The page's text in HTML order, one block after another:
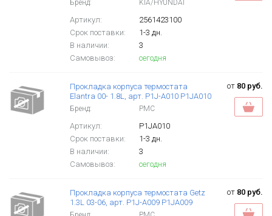
Бренд: KIA/HYUNDAI
Артикул:
2561423100
Срок поставки:
1-3 дн.
В наличии:
3
Самовывоз:
сегодня
Прокладка корпуса термостата
Elantra 00- 1.8L, арт. P1J-A010 P1JA010
Бренд: PMC
Артикул:
P1JA010
Срок поставки:
1-3 дн.
В наличии:
3
Самовывоз:
сегодня
от 80 руб.
Прокладка корпуса термостата Getz
1.3L 03-06, арт. P1J-A009 P1JA009
от 80 руб.